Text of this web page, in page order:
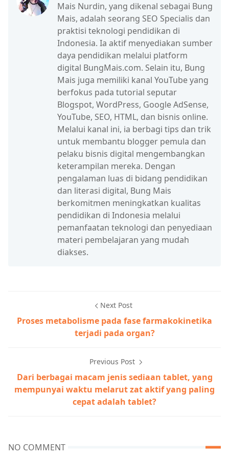
Mais Nurdin, yang dikenal sebagai Bung
Mais, adalah seorang SEO Specialis dan
praktisi teknologi pendidikan di
Indonesia. Ia aktif menyediakan sumber
daya pendidikan melalui platform
digital BungMais.com. Selain itu, Bung
Mais juga memiliki kanal YouTube yang
berfokus pada tutorial seputar
Blogspot, WordPress, Google AdSense,
YouTube, SEO, HTML, dan bisnis online.
Melalui kanal ini, ia berbagi tips dan trik
untuk membantu blogger pemula dan
pelaku bisnis digital mengembangkan
keterampilan mereka. Dengan
pengalaman luas di bidang pendidikan
dan literasi digital, Bung Mais
berkomitmen meningkatkan kualitas
pendidikan di Indonesia melalui
pemanfaatan teknologi dan penyediaan
materi pembelajaran yang mudah
diakses.
Next Post
Proses metabolisme pada fase farmakokinetika
terjadi pada organ?
Previous Post
Dari berbagai macam jenis sediaan tablet, yang
mempunyai waktu melarut zat aktif yang paling
cepat adalah tablet?
NO COMMENT